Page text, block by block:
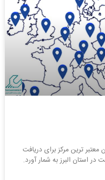
ترین مرکز برای دریافت
استان البرز به شمار آورد.